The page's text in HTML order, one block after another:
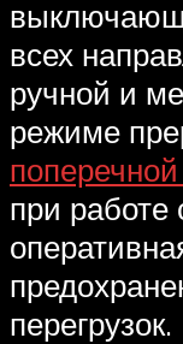
всех
ручной и
режиме
при работе
перегрузок.